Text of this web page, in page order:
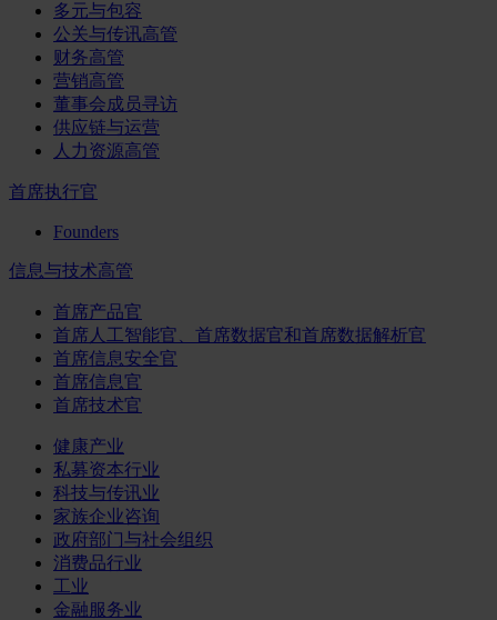
多元与包容
公关与传讯高管
财务高管
营销高管
董事会成员寻访
供应链与运营
人力资源高管
首席执行官
Founders
信息与技术高管
首席产品官
首席人工智能官、首席数据官和首席数据解析官
首席信息安全官
首席信息官
首席技术官
健康产业
私募资本行业
科技与传讯业
家族企业咨询
政府部门与社会组织
消费品行业
工业
金融服务业